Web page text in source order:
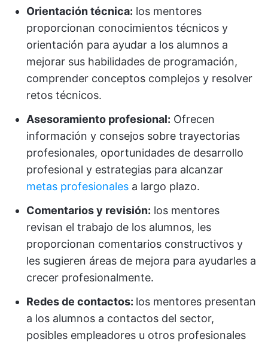
Orientación técnica: los mentores
proporcionan conocimientos técnicos y
orientación para ayudar a los alumnos a
mejorar sus habilidades de programación,
comprender conceptos complejos y resolver
retos técnicos.
Asesoramiento profesional: Ofrecen
información y consejos sobre trayectorias
profesionales, oportunidades de desarrollo
profesional y estrategias para alcanzar
metas profesionales a largo plazo.
Comentarios y revisión: los mentores
revisan el trabajo de los alumnos, les
proporcionan comentarios constructivos y
les sugieren áreas de mejora para ayudarles a
crecer profesionalmente.
Redes de contactos: los mentores presentan
a los alumnos a contactos del sector,
posibles empleadores u otros profesionales